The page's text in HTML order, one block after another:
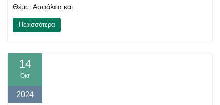
Θέμα: Ασφάλεια και…
Περισσότερα
14
Οκτ
2024